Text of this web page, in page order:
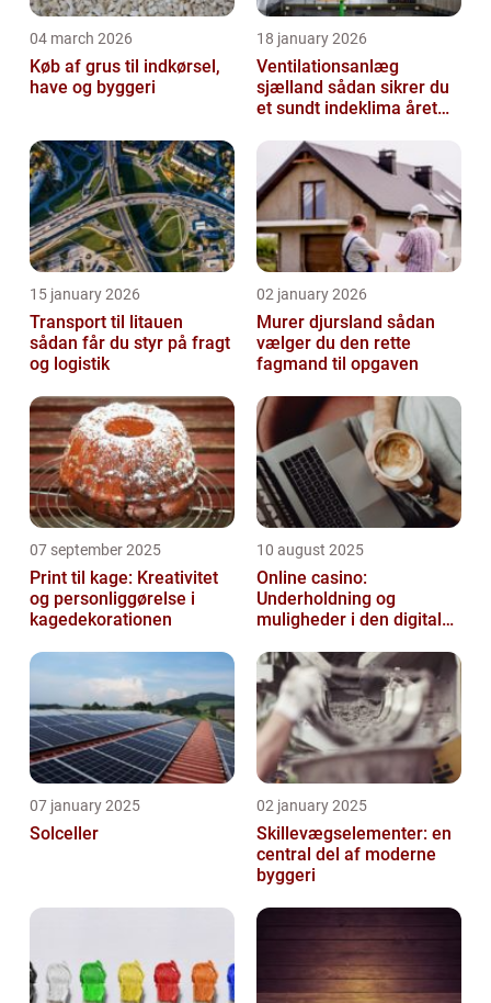
04 march 2026
Køb af grus til indkørsel,
have og byggeri
18 january 2026
Ventilationsanlæg
sjælland sådan sikrer du
et sundt indeklima året
15 january 2026
Transport til litauen
sådan får du styr på fragt
og logistik
02 january 2026
Murer djursland sådan
vælger du den rette
fagmand til opgaven
07 september 2025
Print til kage: Kreativitet
og personliggørelse i
kagedekorationen
10 august 2025
Online casino:
Underholdning og
muligheder i den digitale
07 january 2025
Solceller
02 january 2025
Skillevægselementer: en
central del af moderne
byggeri